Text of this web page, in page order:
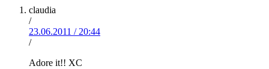
claudia
/
23.06.2011 / 20:44
/
Adore it!! XC